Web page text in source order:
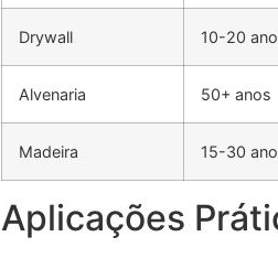
Drywall 10-20
Alvenaria 50+ anos
Madeira 15-30
Aplicações